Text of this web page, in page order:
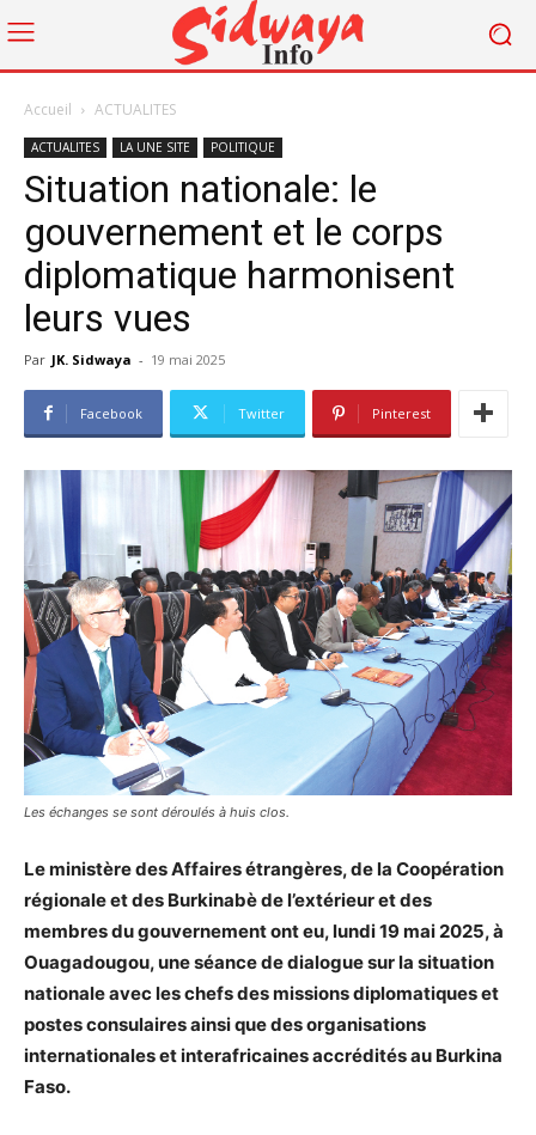
Accueil ACTUALITES
ACTUALITES LA UNE SITE POLITIQUE
Situation nationale: le
gouvernement et le corps
diplomatique harmonisent
leurs vues
Par JK. Sidwaya - 19 mai 2025
Facebook Twitter Pinterest
Les échanges se sont déroulés à huis clos.
Le ministère des Affaires étrangères, de la Coopération
régionale et des Burkinabè de l’extérieur et des
membres du gouvernement ont eu, lundi 19 mai 2025, à
Ouagadougou, une séance de dialogue sur la situation
nationale avec les chefs des missions diplomatiques et
postes consulaires ainsi que des organisations
internationales et interafricaines accrédités au Burkina
Faso.